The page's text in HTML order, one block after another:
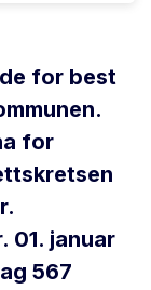
for best
for
01. januar
567